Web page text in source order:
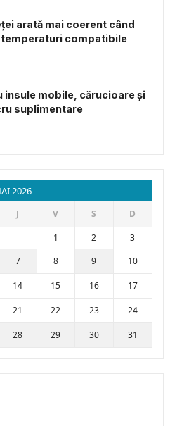
arată mai coerent când
temperaturi compatibile
insule mobile, cărucioare și
suplimentare
2026
J V S
D
1
2
3
7 8 9 10
14 15 16 17
21 22 23 24
28 29 30 31